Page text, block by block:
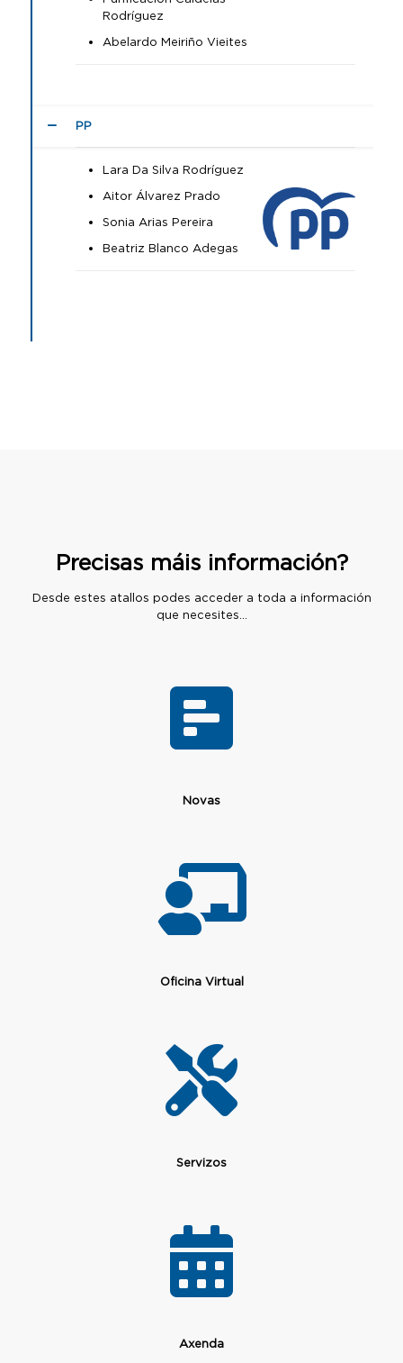
Rodríguez
Abelardo Meiriño Vieites
PP
Lara Da Silva Rodríguez
Aitor Álvarez Prado
Sonia Arias Pereira
Beatriz Blanco Adegas
Precisas máis información?
Desde estes atallos podes acceder a toda a información
que necesites...
Novas
Oficina Virtual
Servizos
Axenda